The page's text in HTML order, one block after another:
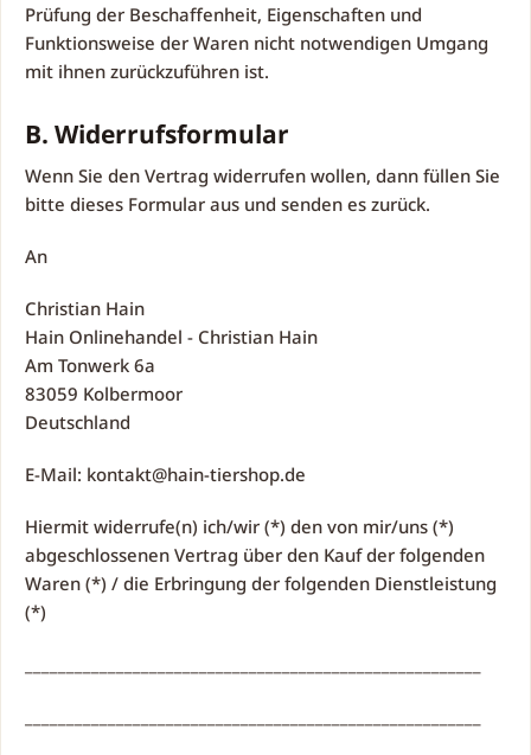
Prüfung der Beschaffenheit, Eigenschaften und
Funktionsweise der Waren nicht notwendigen Umgang
mit ihnen zurückzuführen ist.
B. Widerrufsformular
Wenn Sie den Vertrag widerrufen wollen, dann füllen Sie
bitte dieses Formular aus und senden es zurück.
An
Christian Hain
Hain Onlinehandel - Christian Hain
Am Tonwerk 6a
83059 Kolbermoor
Deutschland
E-Mail: kontakt@hain-tiershop.de
Hiermit widerrufe(n) ich/wir (*) den von mir/uns (*)
abgeschlossenen Vertrag über den Kauf der folgenden
Waren (*) / die Erbringung der folgenden Dienstleistung
(*)